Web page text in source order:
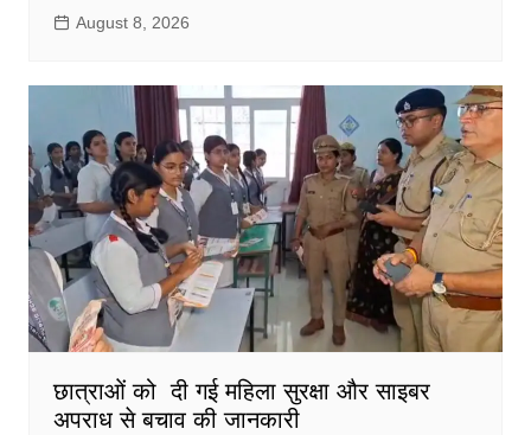
August 8, 2026
छात्राओं को दी गई महिला सुरक्षा और साइबर
अपराध से बचाव की जानकारी